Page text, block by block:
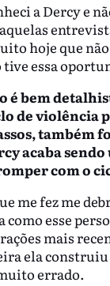
a Dercy e
hoje que
tive essa
bem
de violência
também
acaba
com o
me fez me
esse
mais
ela
errado.